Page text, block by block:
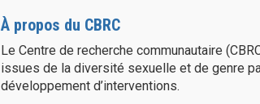
À propos du CBRC
Le Centre de recherche communautaire
issues de la diversité sexuelle et de genre
développement d’interventions.